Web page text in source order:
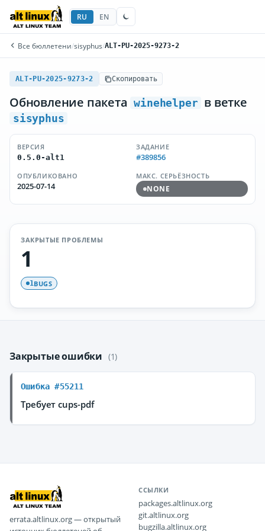
RU EN
Все бюллетени/sisyphus/ALT-PU-2025-9273-2
ALT-PU-2025-9273-2 Скопировать
Обновление пакета winehelper в ветке
sisyphus
ВЕРСИЯ
0.5.0-alt1
ЗАДАНИЕ
#389856
ОПУБЛИКОВАНО
2025-07-14
МАКС. СЕРЬЁЗНОСТЬ
NONE
ЗАКРЫТЫЕ ПРОБЛЕМЫ
1
1BUGS
Закрытые ошибки (1)
Ошибка #55211
Требует cups-pdf
errata.altlinux.org — открытый
ССЫЛКИ
packages.altlinux.org
git.altlinux.org
bugzilla.altlinux.org